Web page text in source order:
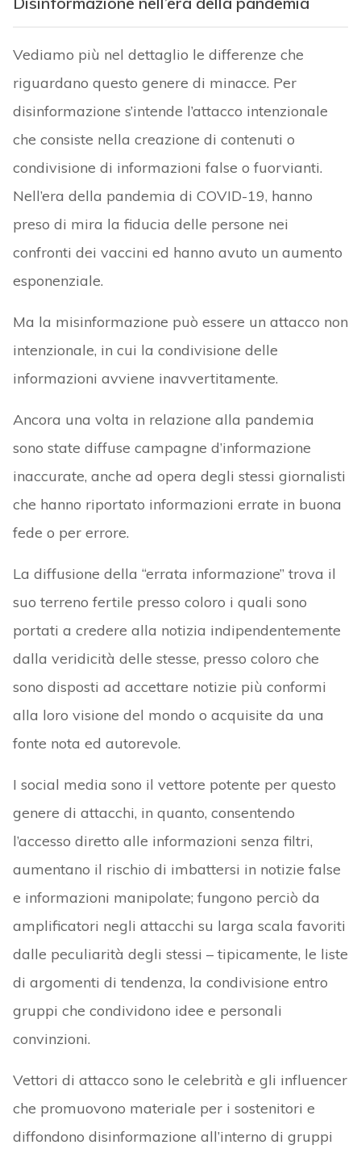
Vediamo più nel dettaglio le differenze che
riguardano questo genere di minacce. Per
disinformazione s’intende l’attacco intenzionale
che consiste nella creazione di contenuti o
condivisione di informazioni false o fuorvianti.
Nell’era della pandemia di COVID-19, hanno
preso di mira la fiducia delle persone nei
confronti dei vaccini ed hanno avuto un aumento
esponenziale.
Ma la misinformazione può essere un attacco non
intenzionale, in cui la condivisione delle
informazioni avviene inavvertitamente.
Ancora una volta in relazione alla pandemia
sono state diffuse campagne d’informazione
inaccurate, anche ad opera degli stessi giornalisti
che hanno riportato informazioni errate in buona
fede o per errore.
La diffusione della “errata informazione” trova il
suo terreno fertile presso coloro i quali sono
portati a credere alla notizia indipendentemente
dalla veridicità delle stesse, presso coloro che
sono disposti ad accettare notizie più conformi
alla loro visione del mondo o acquisite da una
fonte nota ed autorevole.
I social media sono il vettore potente per questo
genere di attacchi, in quanto, consentendo
l’accesso diretto alle informazioni senza filtri,
aumentano il rischio di imbattersi in notizie false
e informazioni manipolate; fungono perciò da
amplificatori negli attacchi su larga scala favoriti
dalle peculiarità degli stessi – tipicamente, le liste
di argomenti di tendenza, la condivisione entro
gruppi che condividono idee e personali
convinzioni.
Vettori di attacco sono le celebrità e gli influencer
che promuovono materiale per i sostenitori e
diffondono disinformazione all’interno di gruppi